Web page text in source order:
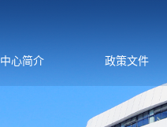
中心简介 政策文件